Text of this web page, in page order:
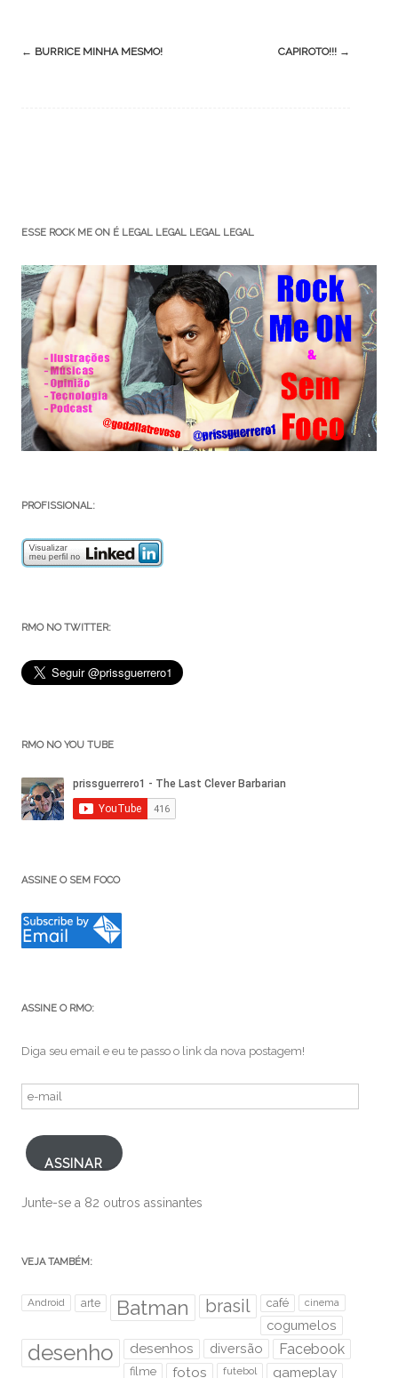
Post
← BURRICE MINHA MESMO! CAPIROTO!!! →
ESSE ROCK ME ON É LEGAL LEGAL LEGAL LEGAL
PROFISSIONAL:
RMO NO TWITTER:
RMO NO YOU TUBE
ASSINE O SEM FOCO
ASSINE O RMO:
Diga seu email e eu te passo o link da nova postagem!
e-
ASSINAR
Junte-se a 82 outros assinantes
VEJA TAMBÉM:
Android arte Batman brasil café cinema
cogumelos
desenho desenhos diversão Facebook
filme fotos futebol gameplay